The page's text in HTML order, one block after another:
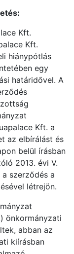
Kft.
Kft.
hiánypótlás
egy
határidővel. A
Kft. a
az elbírálást és
belül írásban
2013. évi V.
szerződés a
létrejön.
önkormányzati
abban az
kiírásban